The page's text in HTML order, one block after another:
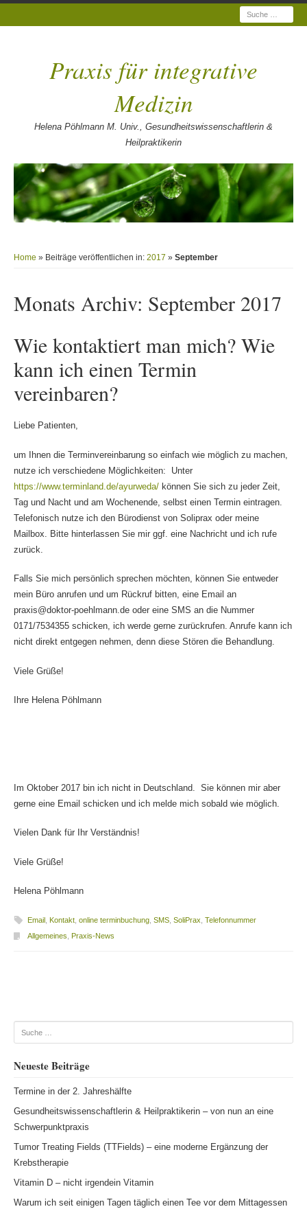
Suche
Praxis für integrative
Medizin
Helena Pöhlmann M. Univ., Gesundheitswissenschaftlerin &
Heilpraktikerin
Home » Beiträge veröffentlichen in: 2017 » September
Monats Archiv: September 2017
Wie kontaktiert man mich? Wie
kann ich einen Termin
vereinbaren?
Liebe Patienten,
um Ihnen die Terminvereinbarung so einfach wie möglich zu machen,
nutze ich verschiedene Möglichkeiten: Unter
https://www.terminland.de/ayurweda/können Sie sich zu jeder Zeit,
Tag und Nacht und am Wochenende, selbst einen Termin eintragen.
Telefonisch nutze ich den Bürodienst von Soliprax oder meine
Mailbox. Bitte hinterlassen Sie mir ggf. eine Nachricht und ich rufe
zurück.
Falls Sie mich persönlich sprechen möchten, können Sie entweder
mein Büro anrufen und um Rückruf bitten, eine Email an
praxis@doktor-poehlmann.de oder eine SMS an die Nummer
0171/7534355 schicken, ich werde gerne zurückrufen. Anrufe kann ich
nicht direkt entgegen nehmen, denn diese Stören die Behandlung.
Viele Grüße!
Ihre Helena Pöhlmann
Im Oktober 2017 bin ich nicht in Deutschland. Sie können mir aber
gerne eine Email schicken und ich melde mich sobald wie möglich.
Vielen Dank für Ihr Verständnis!
Viele Grüße!
Helena Pöhlmann
Email, Kontakt, online terminbuchung, SMS, SoliPrax Telefonnummer
Allgemeines Praxis-News
Suche
Neueste Beiträge
Termine in der 2. Jahreshälfte
Gesundheitswissenschaftlerin & Heilpraktikerin – von nun an eine
Schwerpunktpraxis
Tumor Treating Fields (TTFields) – eine moderne Ergänzung der
Krebstherapie
Vitamin D – nicht irgendein Vitamin
Warum ich seit einigen Tagen täglich einen Tee vor dem Mittagessen